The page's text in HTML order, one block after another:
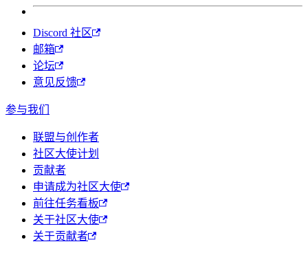
Discord 社区
邮箱
论坛
意见反馈
参与我们
联盟与创作者
社区大使计划
贡献者
申请成为社区大使
前往任务看板
关于社区大使
关于贡献者